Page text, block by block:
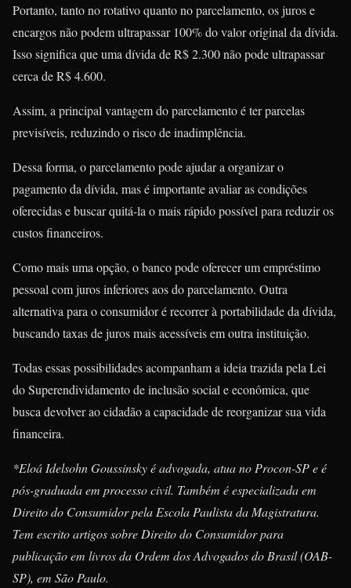
Portanto, tanto no rotativo quanto no parcelamento, os juros e
encargos não podem ultrapassar 100% do valor original da dívida.
Isso significa que uma dívida de R$ 2.300 não pode ultrapassar
cerca de R$ 4.600.
Assim, a principal vantagem do parcelamento é ter parcelas
previsíveis, reduzindo o risco de inadimplência.
Dessa forma, o parcelamento pode ajudar a organizar o
pagamento da dívida, mas é importante avaliar as condições
oferecidas e buscar quitá-la o mais rápido possível para reduzir os
custos financeiros.
Como mais uma opção, o banco pode oferecer um empréstimo
pessoal com juros inferiores aos do parcelamento. Outra
alternativa para o consumidor é recorrer à portabilidade da dívida,
buscando taxas de juros mais acessíveis em outra instituição.
Todas essas possibilidades acompanham a ideia trazida pela Lei
do Superendividamento de inclusão social e econômica, que
busca devolver ao cidadão a capacidade de reorganizar sua vida
financeira.
*Eloá Idelsohn Goussinsky é advogada, atua no Procon-SP e é
pós-graduada em processo civil. Também é especializada em
Direito do Consumidor pela Escola Paulista da Magistratura.
Tem escrito artigos sobre Direito do Consumidor para
publicação em livros da Ordem dos Advogados do Brasil (OAB-
SP), em São Paulo.